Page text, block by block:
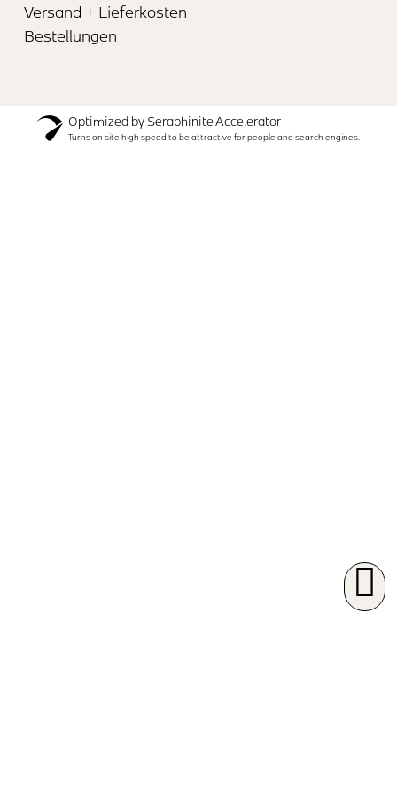
Versand + Lieferkosten
Bestellungen
Optimized by Seraphinite Accelerator
Turns on site high speed to be attractive for people and search engines.